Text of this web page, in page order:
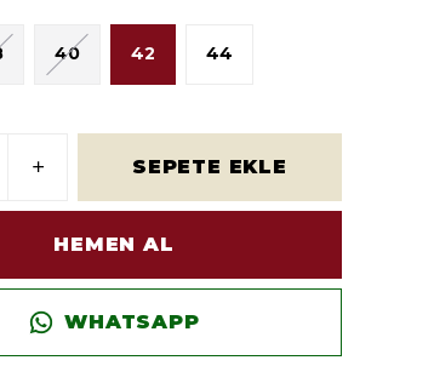
40 42 44
SEPETE EKLE
HEMEN AL
WHATSAPP